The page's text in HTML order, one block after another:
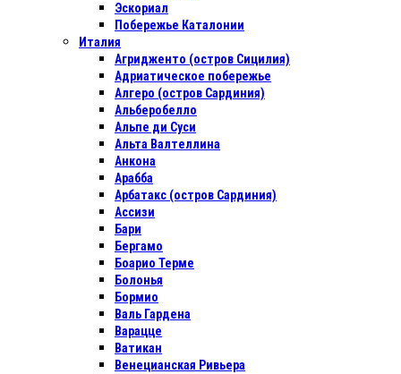
Эскориал
Побережье Каталонии
Италия
Агридженто (остров Сицилия)
Адриатическое побережье
Алгеро (остров Сардиния)
Альберобелло
Альпе ди Суси
Альта Валтеллина
Анкона
Арабба
Арбатакс (остров Сардиния)
Ассизи
Бари
Бергамо
Боарио Терме
Болонья
Бормио
Валь Гардена
Варацце
Ватикан
Венецианская Ривьера